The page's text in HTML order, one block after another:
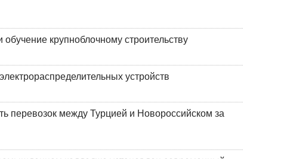
крупноблочному строительству
устройств
перевозок между Турцией и Новороссийском за